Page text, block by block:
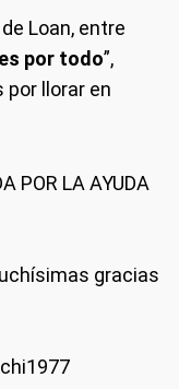
Loan, entre
por todo”,
llorar en
POR LA AYUDA
gracias